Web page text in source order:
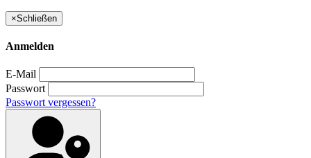
×Schließen
Anmelden
E-Mail
Passwort
Passwort vergessen?